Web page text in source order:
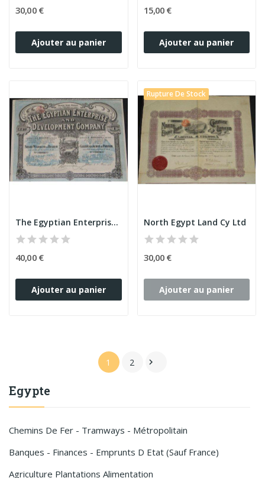
Egypte
Chemins De Fer - Tramways - Métropolitain
Banques - Finances - Emprunts D Etat (sauf France)
Agriculture Plantations Alimentation
30,00 €
Ajouter au panier
15,00 €
Ajouter au panier
The Egyptian Enterprise and Development Cy...
40,00 €
Ajouter au panier
Rupture De Stock
North Egypt Land Cy Ltd
30,00 €
Ajouter au panier
1 2 